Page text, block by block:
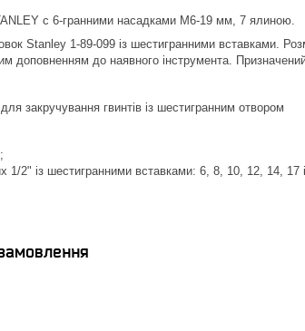
с 6-гранними насадками М6-19 мм, 7 ялиною.
Stanley 1-89-099 із шестигранними вставками.
доповненням до наявного інструмента.
закручування гвинтів із шестигранним отвором
1/2" із шестигранними вставками: 6, 8, 10, 12, 14, 17